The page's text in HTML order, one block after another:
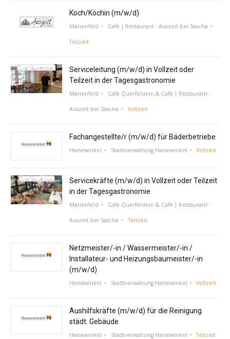
Koch/Köchin (m/w/d)
Marienfeld Café | Restaurant - Auszeit bei Sascha
Teilzeit
Serviceleitung (m/w/d) in Vollzeit oder
Teilzeit in der Tagesgastronomie
Marienfeld Café Querfeldein & Café | Restaurant -
Auszeit bei Sascha Vollzeit
Fachangestellte/r (m/w/d) für Bäderbetriebe
Harsewinkel Stadtverwaltung Harsewinkel Vollzeit
Servicekräfte (m/w/d) in Vollzeit oder Teilzeit
in der Tagesgastronomie
Marienfeld Café Querfeldein & Café | Restaurant -
Auszeit bei Sascha Teilzeit
Netzmeister/-in / Wassermeister/-in /
Installateur- und Heizungsbaumeister/-in
(m/w/d)
Harsewinkel Stadtverwaltung Harsewinkel Vollzeit
Aushilfskräfte (m/w/d) für die Reinigung
städt. Gebäude
Harsewinkel Stadtverwaltung Harsewinkel Teilzeit